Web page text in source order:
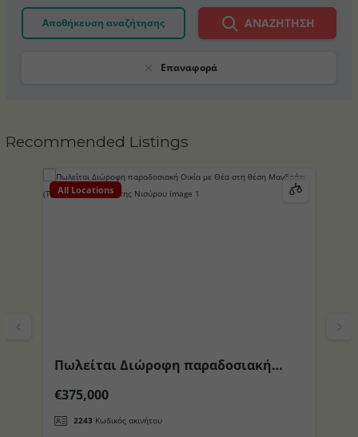
Αποθήκευση αναζήτησης ΑΝΑΖΉΤΗΣΗ
Επαναφορά
Recommended Listings
All Locations
Πωλείται Διώροφη παραδοσιακή
(Τρούλος) στο Νησί της Νισύρου
€375,000
2243 Κωδικός ακινήτου